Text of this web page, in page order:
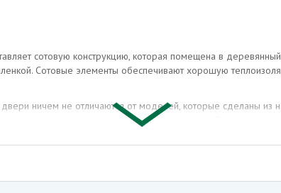
сотовую конструкцию, которая помещена в
Сотовые элементы обеспечивают хорошую
ничем не отличаются от моделей, которые сделаны из
внимания или тщательного ухода. Они могут